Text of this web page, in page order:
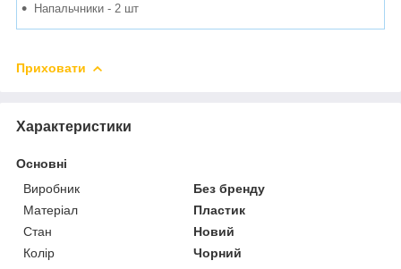
Напальчники - 2 шт
Приховати
Характеристики
Основні
Виробник
Без бренду
Матеріал
Пластик
Стан
Новий
Колір
Чорний